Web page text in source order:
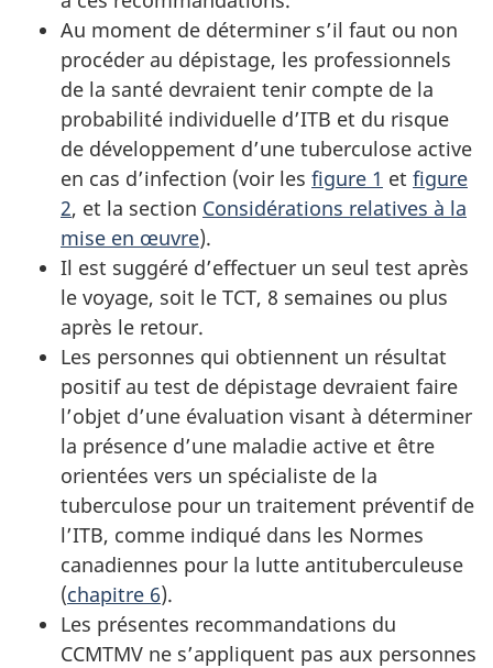
Au moment de déterminer s’il faut ou non
procéder au dépistage, les professionnels
de la santé devraient tenir compte de la
probabilité individuelle d’ITB et du risque
de développement d’une tuberculose active
en cas d’infection (voir les figure 1 et figure
2, et la section Considérations relatives à la
mise en œuvre).
Il est suggéré d’effectuer un seul test après
le voyage, soit le TCT, 8 semaines ou plus
après le retour.
Les personnes qui obtiennent un résultat
positif au test de dépistage devraient faire
l’objet d’une évaluation visant à déterminer
la présence d’une maladie active et être
orientées vers un spécialiste de la
tuberculose pour un traitement préventif de
l’ITB, comme indiqué dans les Normes
canadiennes pour la lutte antituberculeuse
(chapitre 6).
Les présentes recommandations du
CCMTMV ne s’appliquent pas aux personnes